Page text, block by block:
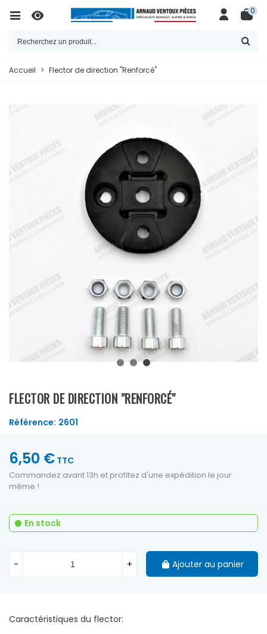
0
Accueil > Flector de direction "Renforcé"
FLECTOR DE DIRECTION "RENFORCÉ"
Référence: 2601
Caractéristiques du flector:
6,50 € TTC
Commandez avant 13h et profitez d'une expédition le jour
même !
En stock
- + Ajouter au panier